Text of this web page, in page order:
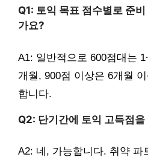
Q1: 토익 목표 점수별로 준
가요?
A1: 일반적으로 600점대는
개월, 900점 이상은 6개월
합니다.
Q2: 단기간에 토익 고득점
A2: 네, 가능합니다. 취약 파